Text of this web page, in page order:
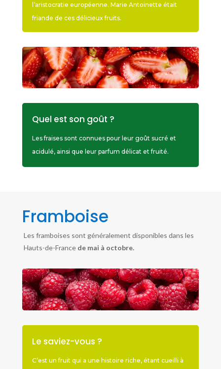
l’aristocratie européenne. Marie Antoinette était
friande de ces délicieux fruits.
Quel est son goût ?
Les fraises sont connues pour leur goût sucré et
acidulé, ainsi que leur parfum délicat et fruité.
Framboise
Les framboises sont généralement disponibles dans les
Hauts-de-France de mai à octobre.
Le saviez-vous ?
C’est un fruit qui a une histoire riche, étant cueilli à